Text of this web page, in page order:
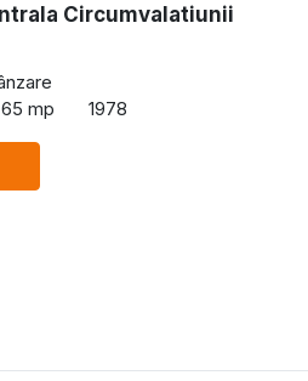
Circumvalatiunii
65 mp 1978